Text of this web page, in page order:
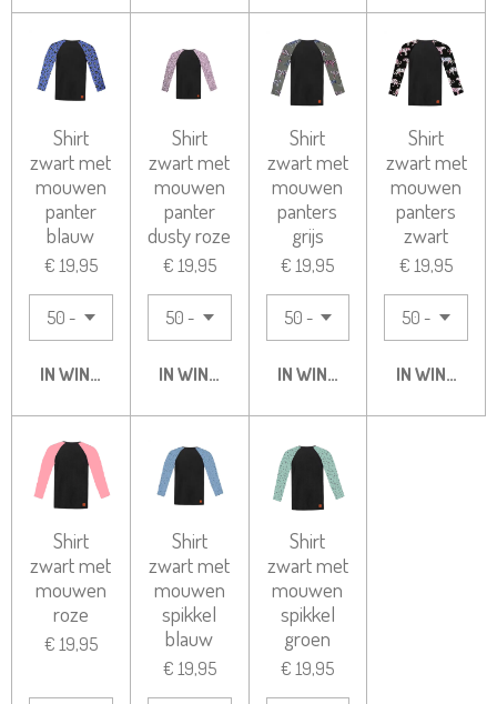
Shirt
zwart met
mouwen
panter
blauw
€ 19,95
IN WINKELWAGEN
Shirt
zwart met
mouwen
panter
dusty roze
€ 19,95
IN WINKELWAGEN
Shirt
zwart met
mouwen
panters
grijs
€ 19,95
IN WINKELWAGEN
Shirt
zwart met
mouwen
panters
zwart
€ 19,95
IN
Shirt
zwart met
mouwen
roze
€ 19,95
Shirt
zwart met
mouwen
spikkel
blauw
€ 19,95
Shirt
zwart met
mouwen
spikkel
groen
€ 19,95